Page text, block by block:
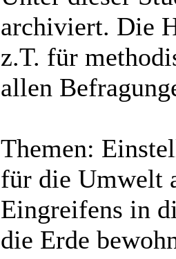
archiviert. Die
z.T. für
allen
Themen:
für die Umwelt
Eingreifens in
die Erde